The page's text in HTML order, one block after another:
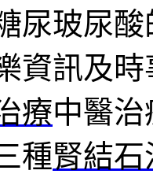
尿玻尿
資訊及
療中醫
種腎結石